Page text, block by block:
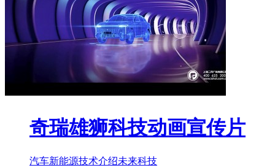
奇瑞雄狮科技动画宣传片
汽车新能源技术介绍未来科技